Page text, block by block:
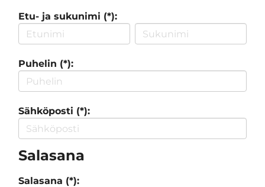
Etu- ja sukunimi (*):
Puhelin (*):
Sähköposti (*):
Salasana
Salasana (*):